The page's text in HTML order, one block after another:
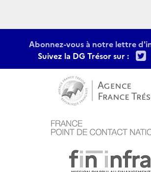
Abonnez-vous à notre lettre
Suivez la DG Trésor sur :